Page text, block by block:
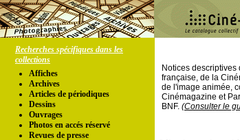
Recherches spécifiques dans les
collections
Affiches
Archives
Articles de périodiques
Dessins
Ouvrages
Photos en accés réservé
Revues de presse
Notices
française, de la
de l'image animée,
Cinémagazine et
BNF. (Consulter le